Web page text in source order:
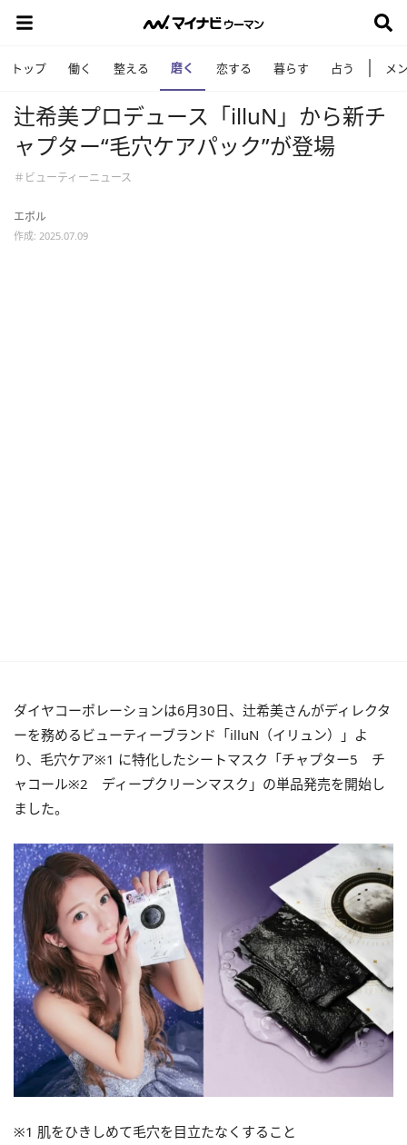
トップ 働く 整える 磨く 恋する 暮らす 占う メ
辻希美プロデュース「illuN」から新チ
ャプター“毛穴ケアパック”が登場
＃ビューティーニュース
エボル
作成: 2025.07.09
ダイヤコーポレーションは6月30日、辻希美さんがディレクタ
ーを務めるビューティーブランド「illuN（イリュン）」よ
り、毛穴ケア※1 に特化したシートマスク「チャプター5 チ
ャコール※2 ディープクリーンマスク」の単品発売を開始し
ました。
※1 肌をひきしめて毛穴を目立たなくすること